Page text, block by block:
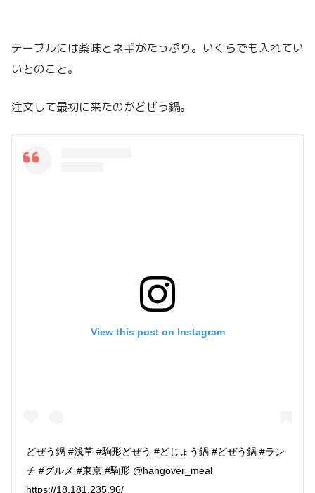
テーブルには薬味とネギがたっぷり。いくらでも入れてい
いとのこと。
注文して最初に来たのがどぜう鍋。
View this post on Instagram
どぜう鍋 #浅草 #駒形どぜう #どじょう鍋 #どぜう鍋 #ラン
チ #グルメ #東京 #駒形 @hangover_meal
https://18.181.235.96/